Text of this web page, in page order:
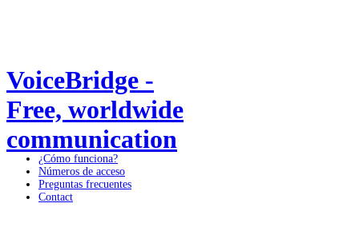
VoiceBridge -
Free, worldwide
communication
¿Cómo funciona?
Números de acceso
Preguntas frecuentes
Contact